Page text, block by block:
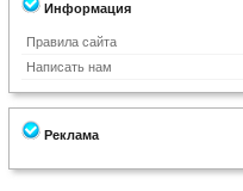
Информация
Правила сайта
Написать нам
Реклама